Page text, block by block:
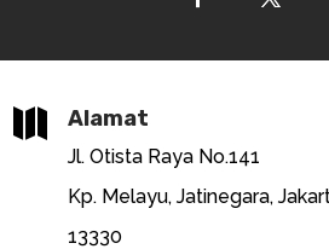
 Alamat
Jl. Otista Raya No.141
Kp. Melayu, Jatinegara,
13330